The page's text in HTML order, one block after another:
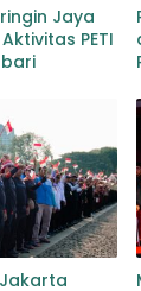
Jaya
PETI